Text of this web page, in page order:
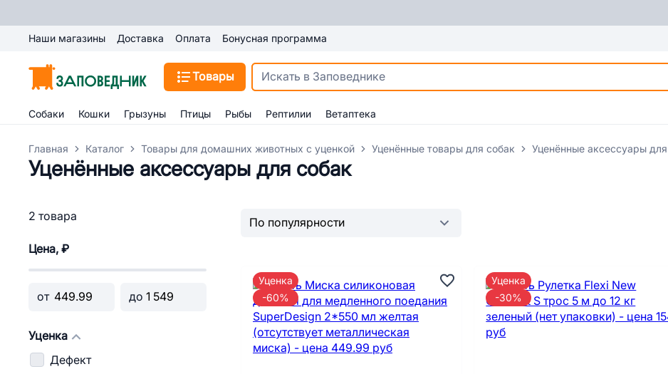
Наши магазины Доставка Оплата Бонусная программа
Товары
Собаки Кошки Грызуны Птицы Рыбы Рептилии Ветаптека
Главная Каталог Товары для домашних животных с уценкой Уценённые товары для собак Уценённые аксессуары
Уценённые аксессуары для собак
2 товара
Цена, ₽
от до
Уценка
Дефект
Уценка
-60%
Уценка
-30%